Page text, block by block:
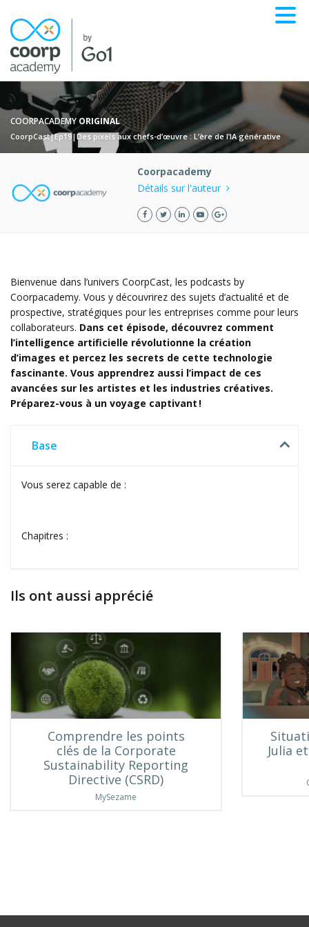
COORPACADEMY ORIGINAL
CoorpCast|Ep19|Des pixels aux chefs-d’œuvre : L’ère de l’IA générative
Coorpacademy
Détails sur l'auteur
Bienvenue dans l’univers CoorpCast, les podcasts by
Coorpacademy. Vous y découvrirez des sujets d’actualité et de
prospective, stratégiques pour les entreprises comme pour leurs
collaborateurs. Dans cet épisode, découvrez comment
l’intelligence artificielle révolutionne la création
d’images et percez les secrets de cette technologie
fascinante. Vous apprendrez aussi l’impact de ces
avancées sur les artistes et les industries créatives.
Préparez-vous à un voyage captivant !
Base
Vous serez capable de :
Chapitres :
Ils ont aussi apprécié
Comprendre les points
clés de la Corporate
Sustainability Reporting
Directive (CSRD)
MySezame
Julia